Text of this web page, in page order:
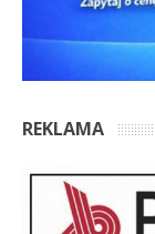
REKLAMA